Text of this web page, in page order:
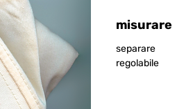
misurare
separare
regolabile